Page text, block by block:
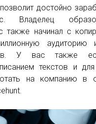
достойно
Владелец
также начинал с
аудиторию
У вас также
текстов и
на компанию в